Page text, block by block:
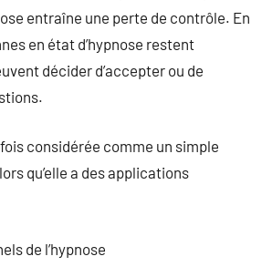
entraîne une perte de contrôle. En
en état d’hypnose restent
décider d’accepter ou de
considérée comme un simple
qu’elle a des applications
de l’hypnose